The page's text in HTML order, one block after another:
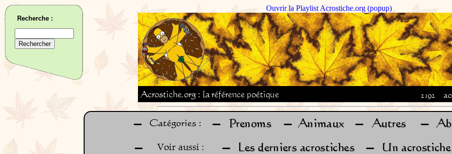
Ouvrir la Playlist Acrostiche.org (popup)
Recherche :